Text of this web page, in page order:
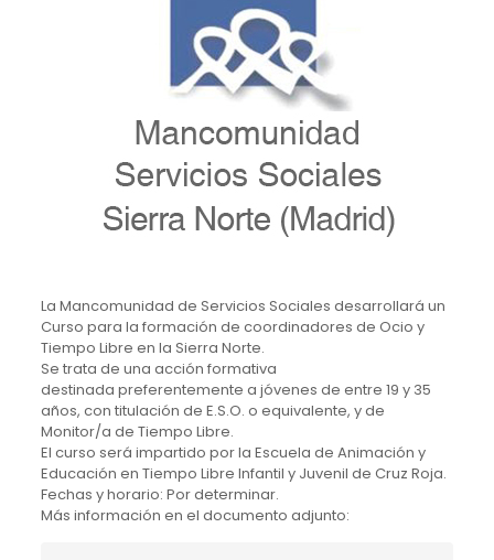
La Mancomunidad de Servicios Sociales desarrollará un
Curso para la formación de coordinadores de Ocio y
Tiempo Libre en la Sierra Norte.
Se trata de una acción formativa
destinada preferentemente a jóvenes de entre 19 y 35
años, con titulación de E.S.O. o equivalente, y de
Monitor/a de Tiempo Libre.
El curso será impartido por la Escuela de Animación y
Educación en Tiempo Libre Infantil y Juvenil de Cruz Roja.
Fechas y horario: Por determinar.
Más información en el documento adjunto: